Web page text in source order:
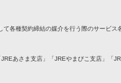
各種契約締結の媒介を行う際のサービス
あさま支店」「JREやまびこ支店」「